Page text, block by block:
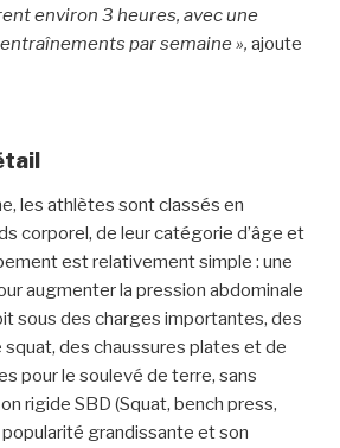
environ 3 heures, avec une
par semaine », ajoute
les athlètes sont classés en
corporel, de leur catégorie d’âge et
est relativement simple : une
augmenter la pression abdominale
sous des charges importantes, des
squat, des chaussures plates et de
pour le soulevé de terre, sans
rigide SBD (Squat, bench press,
grandissante et son